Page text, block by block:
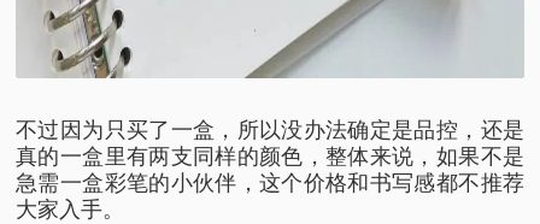
不过因为只买了一盒， 所以没办法确定是品控， 还是
真的一盒里有两支同样的颜色，整体来说，如果不是
急需一盒彩笔的小伙伴， 这个价格和书写感都不推荐
大家入手。